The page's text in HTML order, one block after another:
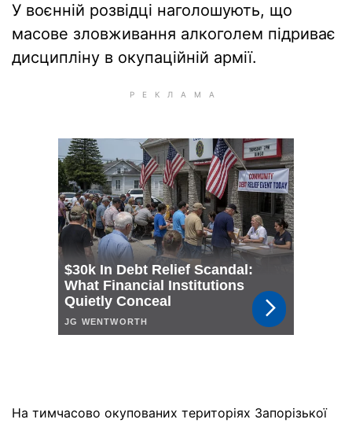
У воєнній розвідці наголошують, що
масове зловживання алкоголем підриває
дисципліну в окупаційній армії.
На тимчасово окупованих територіях Запорізької